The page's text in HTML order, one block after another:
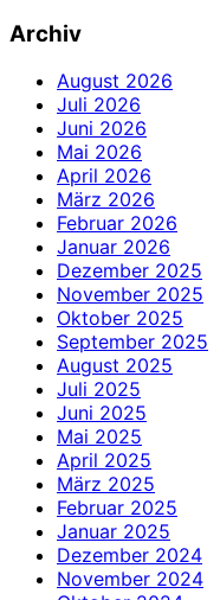
Archiv
August 2026
Juli 2026
Juni 2026
Mai 2026
April 2026
März 2026
Februar 2026
Januar 2026
Dezember 2025
November 2025
Oktober 2025
September 2025
August 2025
Juli 2025
Juni 2025
Mai 2025
April 2025
März 2025
Februar 2025
Januar 2025
Dezember 2024
November 2024